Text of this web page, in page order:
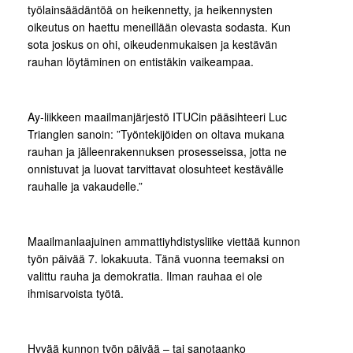
työlainsäädäntöä on heikennetty, ja heikennysten
oikeutus on haettu meneillään olevasta sodasta. Kun
sota joskus on ohi, oikeudenmukaisen ja kestävän
rauhan löytäminen on entistäkin vaikeampaa.
Ay-liikkeen maailmanjärjestö ITUCin pääsihteeri Luc
Trianglen sanoin: ”Työntekijöiden on oltava mukana
rauhan ja jälleenrakennuksen prosesseissa, jotta ne
onnistuvat ja luovat tarvittavat olosuhteet kestävälle
rauhalle ja vakaudelle.”
Maailmanlaajuinen ammattiyhdistysliike viettää kunnon
työn päivää 7. lokakuuta. Tänä vuonna teemaksi on
valittu rauha ja demokratia. Ilman rauhaa ei ole
ihmisarvoista työtä.
Hyvää kunnon työn päivää – tai sanotaanko